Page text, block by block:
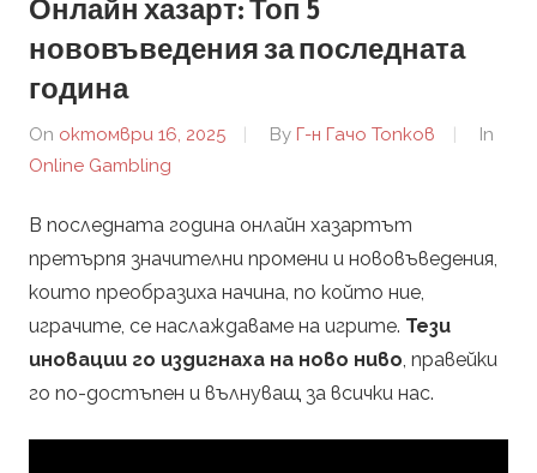
n
c
e
b
g
–
О
Онлайн хазарт: Топ 5
нововъведения за последната
година
On октомври 16, 2025 By Г-н Гачо Топков
In
Online Gambling
В последната година онлайн хазартът
претърпя значителни промени и нововъведения,
които преобразиха начина, по който ние,
играчите, се наслаждаваме на игрите. Тези
иновации го издигнаха на ново ниво, правейки
го по-достъпен и вълнуващ за всички нас.